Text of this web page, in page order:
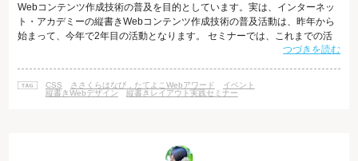
Webコンテンツ作成技術の普及を目的としています。実は、インターネッ
ト・アカデミーの縦書きWebコンテンツ作成技術の普及活動は、昨年から
始まって、今年で2年目の活動となります。 セミナーでは、これまでの活
動のご紹介と、「たてよこWebアワード」の説明会、そしてWebサイトを
ただくことができます。 「たてよこWebアワード」とは 「たてよこWebア
ワード」は、2016年11月～2017年3月に実施される、Webにおける縦
つづきを読む
CSS ささくらはなび，たてよこWebアワード
イベント
縦書きWebデザイン
縦書きレイアウト実践セミナー